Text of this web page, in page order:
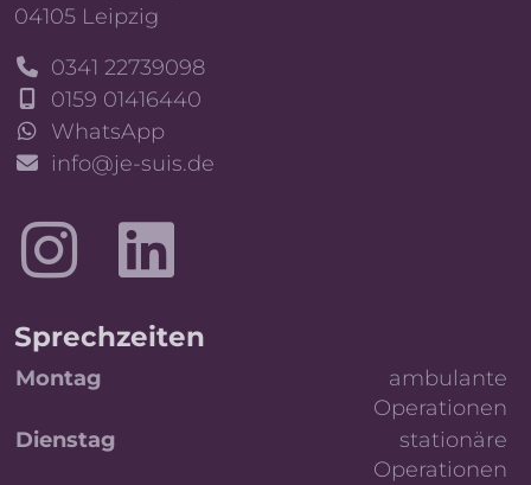
04105 Leipzig
0341 22739098
0159 01416440
WhatsApp
info@je-suis.de
LinkedIn
Sprechzeiten
TagDetails
Montag
ambulante
Operationen
Dienstag
stationäre
Operationen